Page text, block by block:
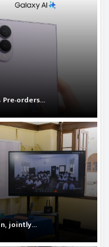
Pre-orders...
jointly...